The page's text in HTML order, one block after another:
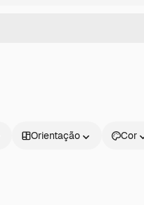
Orientação Cor